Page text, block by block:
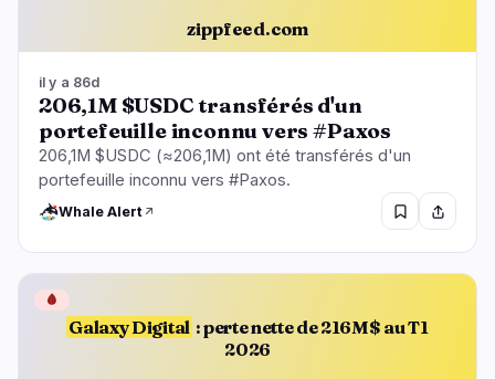
zippfeed.com
il y a 86d
206,1M $USDC transférés d'un
portefeuille inconnu vers #Paxos
206,1M $USDC (≈206,1M) ont été transférés d'un
portefeuille inconnu vers #Paxos.
Whale Alert
Galaxy Digital : perte nette de 216M$ au T1
2026
🩸